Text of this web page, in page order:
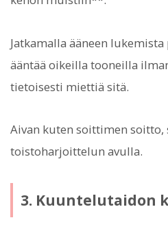
Jatkamalla ääneen
ääntää oikeilla tooneilla
tietoisesti miettiä sitä.
Aivan kuten soittimen soitto,
toistoharjoittelun avulla.
3. Kuuntelutaidon